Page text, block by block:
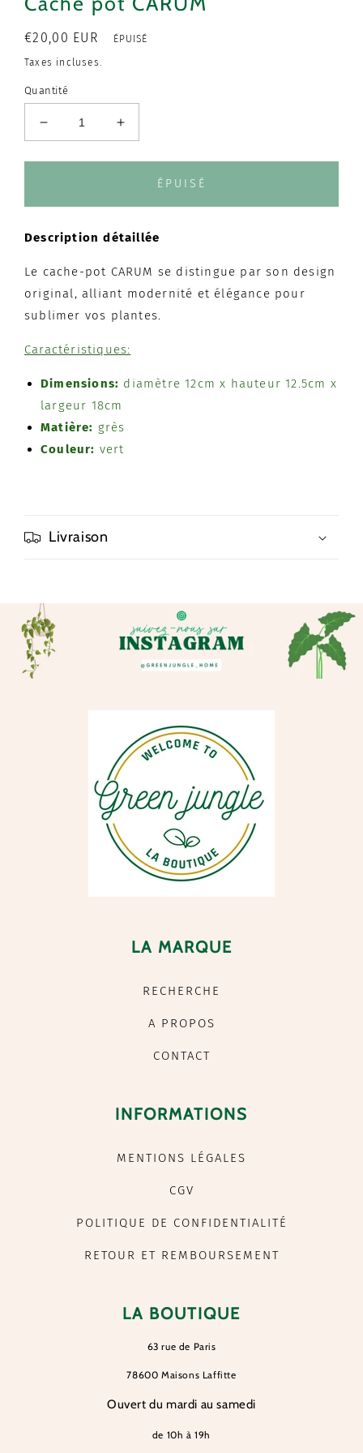
Prix
habituel
€20,00 EUR ÉPUISÉ
Taxes incluses.
Quantité
Réduire
la
quantité
CARUM
Augmenter
la
quantité
CARUM
ÉPUISÉ
Description détaillée
Le cache-pot CARUM se distingue par son design
original, alliant modernité et élégance pour
sublimer vos plantes.
Caractéristiques:
Dimensions: diamètre 12cm x hauteur 12.5cm x
largeur 18cm
Matière: grès
Couleur: vert
Livraison
LA MARQUE
RECHERCHE
A PROPOS
CONTACT
INFORMATIONS
MENTIONS LÉGALES
CGV
POLITIQUE DE CONFIDENTIALITÉ
RETOUR ET REMBOURSEMENT
LA BOUTIQUE
63 rue de Paris
78600 Maisons Laffitte
Ouvert du mardi au samedi
de 10h à 19h